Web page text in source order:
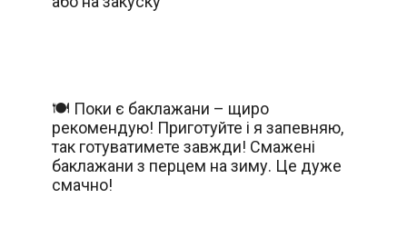
🍽️ Поки є баклажани – щиро
рекомендую! Приготуйте і я запевняю,
так готуватимете завжди! Смажені
баклажани з перцем на зиму. Це дуже
смачно!